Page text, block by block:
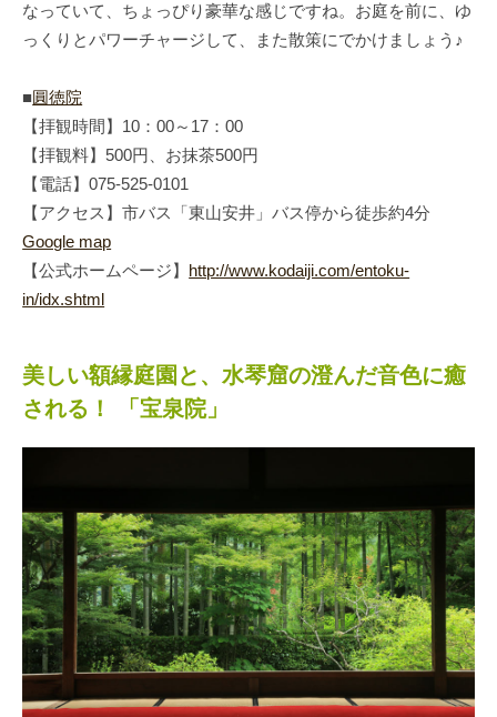
なっていて、ちょっぴり豪華な感じですね。お庭を前に、ゆ
っくりとパワーチャージして、また散策にでかけましょう♪
■圓徳院
【拝観時間】10：00～17：00
【拝観料】500円、お抹茶500円
【電話】075-525-0101
【アクセス】市バス「東山安井」バス停から徒歩約4分
Google map
【公式ホームページ】
http://www.kodaiji.com/entoku-
in/idx.shtml
美しい額縁庭園と、水琴窟の澄んだ音色に癒
される！ 「宝泉院」